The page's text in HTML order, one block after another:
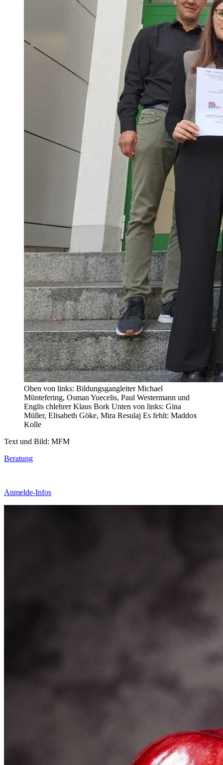
Oben von links: Bildungsgangleiter Michael
Müntefering, Osman Yuecelis, Paul Westermann und
Englis chlehrer Klaus Bork Unten von links: Gina
Müller, Elisabeth Göke, Mira Resulaj Es fehlt: Maddox
Kolle
Text und Bild: MFM
Beratung
Anmelde-Infos